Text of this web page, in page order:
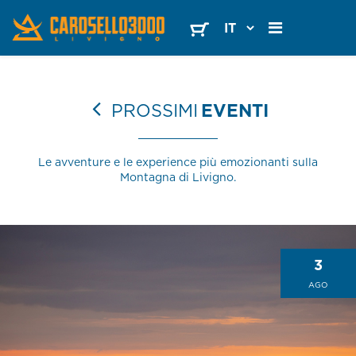
PROSSIMI EVENTI
Le avventure e le experience più emozionanti sulla
Montagna di Livigno.
3
AGO